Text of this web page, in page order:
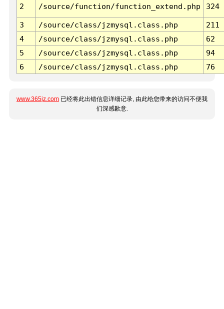
2 /source/function/function_extend.php 324
3 /source/class/jzmysql.class.php
211
4
/source/class/jzmysql.class.php
62
5
/source/class/jzmysql.class.php
94
6
/source/class/jzmysql.class.php 76
www.365jz.com 已经将此出错信息详细记录, 由此给您带来的访问不便我
们深感歉意.